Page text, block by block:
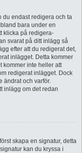
du endast redigera och ta
bara under en
klicka på redigera-
svarat på ditt inlägg så
efter att du redigerat det,
inlägget. Detta kommer
kommer inte heller att
redigerat inlägget. Dock
ändrat och varför.
inlägg om det redan
skapa en signatur, detta
kan du kryssa i